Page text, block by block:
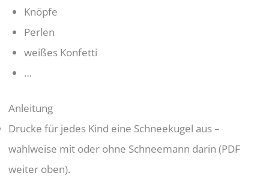
Knöpfe
Perlen
weißes Konfetti
…
Anleitung
Drucke für jedes Kind eine Schneekugel aus –
wahlweise mit oder ohne Schneemann darin (PDF
weiter oben).